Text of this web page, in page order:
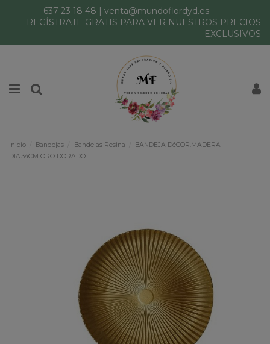
637 23 18 48 | venta@mundoflordyd.es
REGÍSTRATE GRATIS PARA VER NUESTROS PRECIOS
EXCLUSIVOS
Inicio Bandejas Bandejas Resina
BANDEJA DéCOR.MADERA
DIA.34CM ORO DORADO